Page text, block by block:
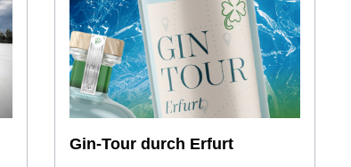
Gin-Tour durch Erfurt